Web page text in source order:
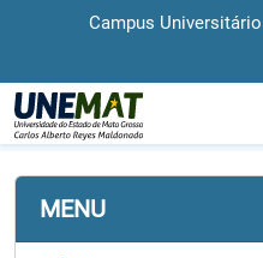
Campus
Página Inicial
MENU